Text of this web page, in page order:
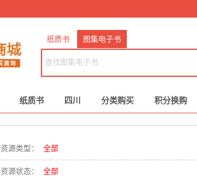
纸质书 图集电子书
纸质书 四川 分类购买 积分换购
资源类型： 全部
资源状态： 全部